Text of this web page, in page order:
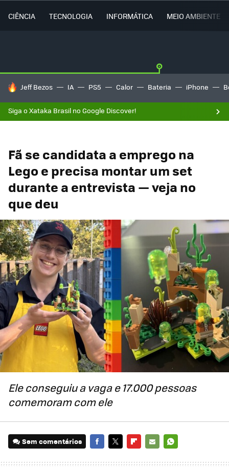
CIÊNCIA TECNOLOGIA INFORMÁTICA MEIO AMBIENTE
TENDÊNCIAS DO DIA
Jeff Bezos IA PS5 Calor Bateria iPhone
Siga o Xataka Brasil no Google Discover!
Fã se candidata a emprego na
Lego e precisa montar um set
durante a entrevista — veja no
que deu
Ele conseguiu a vaga e 17.000 pessoas
comemoram com ele
Sem comentários